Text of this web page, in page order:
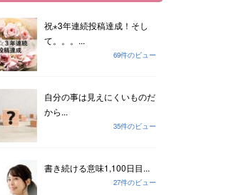
祝⋆3年連続投稿達成！そし
て。。。...
69件のビュー
自分の事は見えにくいものだ
から...
35件のビュー
書き続ける意味1,100日目...
27件のビュー